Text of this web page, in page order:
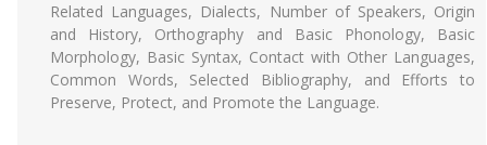
Related Languages, Dialects, Number of Speakers, Origin
and History, Orthography and Basic Phonology, Basic
Morphology, Basic Syntax, Contact with Other Languages,
Common Words, Selected Bibliography, and Efforts to
Preserve, Protect, and Promote the Language.